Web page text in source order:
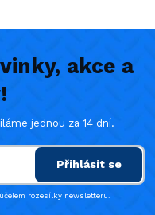
akce a
jednou za 14 dní.
Přihlásit se
rozesílky newsletteru.